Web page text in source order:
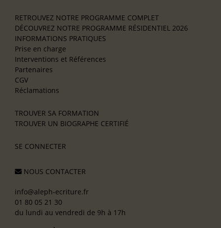
RETROUVEZ NOTRE PROGRAMME COMPLET
DÉCOUVREZ NOTRE PROGRAMME RÉSIDENTIEL 2026
INFORMATIONS PRATIQUES
Prise en charge
Interventions et Références
Partenaires
CGV
Réclamations
TROUVER SA FORMATION
TROUVER UN BIOGRAPHE CERTIFIÉ
SE CONNECTER
NOUS CONTACTER
info@aleph-ecriture.fr
01 80 05 21 30
du lundi au vendredi de 9h à 17h